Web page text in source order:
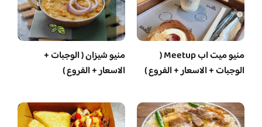
منيو ميت اب Meetup (
الوجبات + الاسعار + الفروع )
منيو شيزان ( الوجبات +
الاسعار + الفروع )